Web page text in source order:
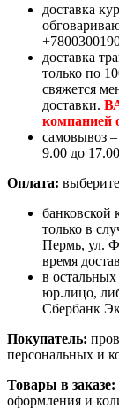
доставка
доставка
только по
свяжется
доставки.
компанией
самовывоз
9.00 до
Оплата:
банковской
только в
Пермь, ул.
время
в остальных
юр.лицо,
Сбербанк
Покупатель:
персональных и
Товары в заказе:
оформления и